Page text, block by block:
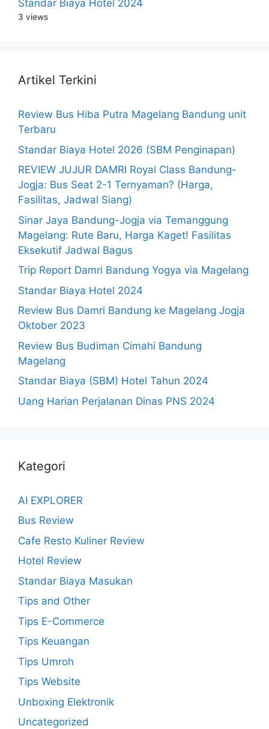
Standar Biaya Hotel 2024
3 views
Artikel Terkini
Review Bus Hiba Putra Magelang Bandung unit
Terbaru
Standar Biaya Hotel 2026 (SBM Penginapan)
REVIEW JUJUR DAMRI Royal Class Bandung-
Jogja: Bus Seat 2-1 Ternyaman? (Harga,
Fasilitas, Jadwal Siang)
Sinar Jaya Bandung-Jogja via Temanggung
Magelang: Rute Baru, Harga Kaget! Fasilitas
Eksekutif Jadwal Bagus
Trip Report Damri Bandung Yogya via Magelang
Standar Biaya Hotel 2024
Review Bus Damri Bandung ke Magelang Jogja
Oktober 2023
Review Bus Budiman Cimahi Bandung
Magelang
Standar Biaya (SBM) Hotel Tahun 2024
Uang Harian Perjalanan Dinas PNS 2024
Kategori
AI EXPLORER
Bus Review
Cafe Resto Kuliner Review
Hotel Review
Standar Biaya Masukan
Tips and Other
Tips E-Commerce
Tips Keuangan
Tips Umroh
Tips Website
Unboxing Elektronik
Uncategorized